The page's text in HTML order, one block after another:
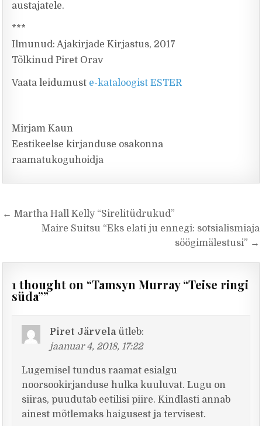
austajatele.
***
Ilmunud: Ajakirjade Kirjastus, 2017
Tõlkinud Piret Orav
Vaata leidumust e-kataloogist ESTER
Mirjam Kaun
Eestikeelse kirjanduse osakonna
raamatukoguhoidja
Navigeerimine
← Martha Hall Kelly “Sirelitüdrukud”
Maire Suitsu “Eks elati ju ennegi: sotsialismiaja
söögimälestusi” →
1 thought on “Tamsyn Murray “Teise ringi
süda””
Piret Järvela ütleb:
jaanuar 4, 2018, 17:22
Lugemisel tundus raamat esialgu
noorsookirjanduse hulka kuuluvat. Lugu on
siiras, puudutab eetilisi piire. Kindlasti annab
ainest mõtlemaks haigusest ja tervisest.